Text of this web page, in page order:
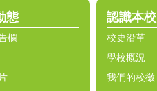
態
欄
認識本校
校史沿革
學校概況
我們的校徽